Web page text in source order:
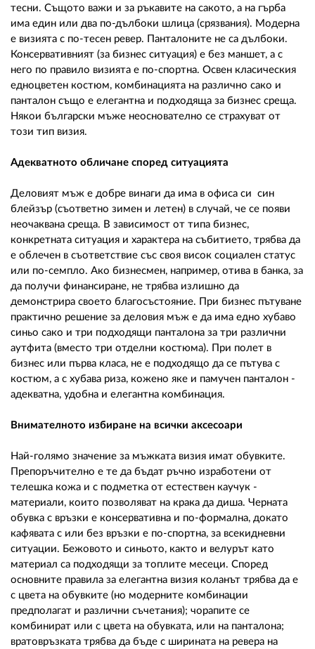
тесни. Същото важи и за ръкавите на сакото, а на гърба
има един или два по-дълбоки шлица (срязвания). Модерна
е визията с по-тесен ревер. Панталоните не са дълбоки.
Консервативният (за бизнес ситуация) е без маншет, а с
него по правило визията е по-спортна. Освен класическия
едноцветен костюм, комбинацията на различно сако и
панталон също е елегантна и подходяща за бизнес среща.
Някои български мъже неоснователно се страхуват от
този тип визия.
Адекватното обличане според ситуацията
Деловият мъж е добре винаги да има в офиса си син
блейзър (съответно зимен и летен) в случай, че се появи
неочаквана среща. В зависимост от типа бизнес,
конкретната ситуация и характера на събитието, трябва да
е облечен в съответствие със своя висок социален статус
или по-семпло. Ако бизнесмен, например, отива в банка, за
да получи финансиране, не трябва излишно да
демонстрира своето благосъстояние. При бизнес пътуване
практично решение за деловия мъж е да има едно хубаво
синьо сако и три подходящи панталона за три различни
аутфита (вместо три отделни костюма). При полет в
бизнес или първа класа, не е подходящо да се пътува с
костюм, а с хубава риза, кожено яке и памучен панталон -
адекватна, удобна и елегантна комбинация.
Внимателното избиране на всички аксесоари
Най-голямо значение за мъжката визия имат обувките.
Препоръчително е те да бъдат ръчно изработени от
телешка кожа и с подметка от естествен каучук -
материали, които позволяват на крака да диша. Черната
обувка с връзки е консервативна и по-формална, докато
кафявата с или без връзки е по-спортна, за всекидневни
ситуации. Бежовото и синьото, както и велурът като
материал са подходящи за топлите месеци. Според
основните правила за елегантна визия коланът трябва да е
с цвета на обувките (но модерните комбинации
предполагат и различни съчетания); чорапите се
комбинират или с цвета на обувката, или на панталона;
вратовръзката трябва да бъде с ширината на ревера на